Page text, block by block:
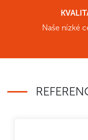
Naše nízké